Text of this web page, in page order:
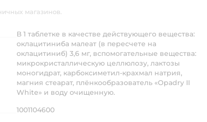
магазинов.
В 1 таблетке в качестве действующего вещества:
оклацитиниба малеат (в пересчете на
оклацитиниб) 3,6 мг, вспомогательные вещества:
микрокристаллическую целлюлозу, лактозы
моногидрат, карбоксиметил-крахмал натрия,
магния стеарат, плёнкообразователь «Opadry II
White» и воду очищенную.
1001104600